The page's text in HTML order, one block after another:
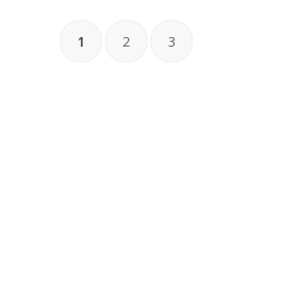
1 2 3